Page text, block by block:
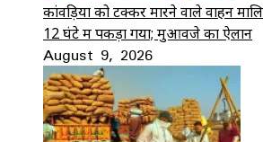
कांवड़ियों को टक्कर मारने वाले वाहन
12 घंटे में पकड़ा गया; मुआवजे का ऐलान
August 9, 2026